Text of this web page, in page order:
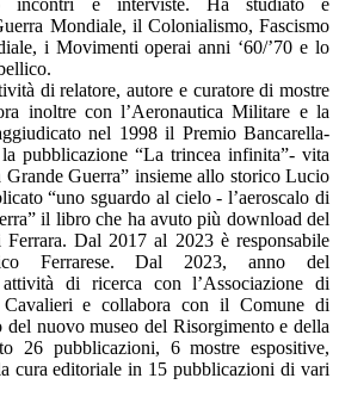
incontri e interviste. Ha studiato e
Mondiale, il Colonialismo, Fascismo
i Movimenti operai anni ‘60/’70 e lo
di relatore, autore e curatore di mostre
inoltre con l’Aeronautica Militare e la
nel 1998 il Premio Bancarella-
pubblicazione “La trincea infinita”- vita
Guerra” insieme allo storico Lucio
“uno sguardo al cielo - l’aeroscalo di
il libro che ha avuto più download del
Dal 2017 al 2023 è responsabile
Ferrarese. Dal 2023, anno del
attività di ricerca con l’Associazione di
Cavalieri e collabora con il Comune di
del nuovo museo del Risorgimento e della
26 pubblicazioni, 6 mostre espositive,
cura editoriale in 15 pubblicazioni di vari